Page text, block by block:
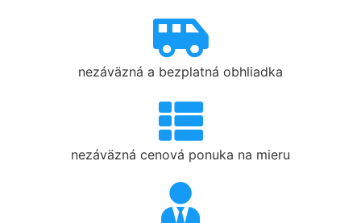
nezáväzná a bezplatná obhliadka
nezáväzná cenová ponuka na mieru